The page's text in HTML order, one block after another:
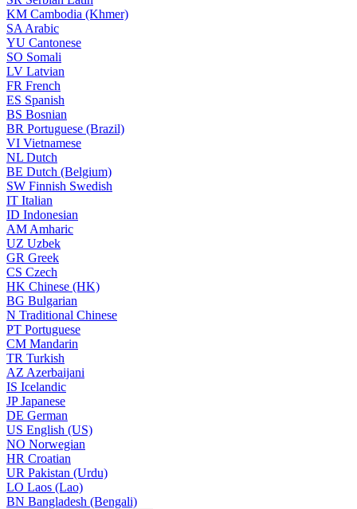
KM Cambodia (Khmer)
SA Arabic
YU Cantonese
SO Somali
LV Latvian
FR French
ES Spanish
BS Bosnian
BR Portuguese (Brazil)
VI Vietnamese
NL Dutch
BE Dutch (Belgium)
SW Finnish Swedish
IT Italian
ID Indonesian
AM Amharic
UZ Uzbek
GR Greek
CS Czech
HK Chinese (HK)
BG Bulgarian
N Traditional Chinese
PT Portuguese
CM Mandarin
TR Turkish
AZ Azerbaijani
IS Icelandic
JPJapanese
DE German
US English (US)
NO Norwegian
HR Croatian
UR Pakistan (Urdu)
LO Laos (Lao)
BN Bangladesh (Bengali)